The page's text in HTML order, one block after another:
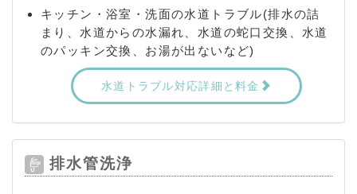
キッチン・浴室・洗面の水道トラブル(排水の詰
まり、水道からの水漏れ、水道の蛇口交換、水道
のパッキン交換、お湯が出ないなど)
水道トラブル対応詳細と料金
排水管洗浄